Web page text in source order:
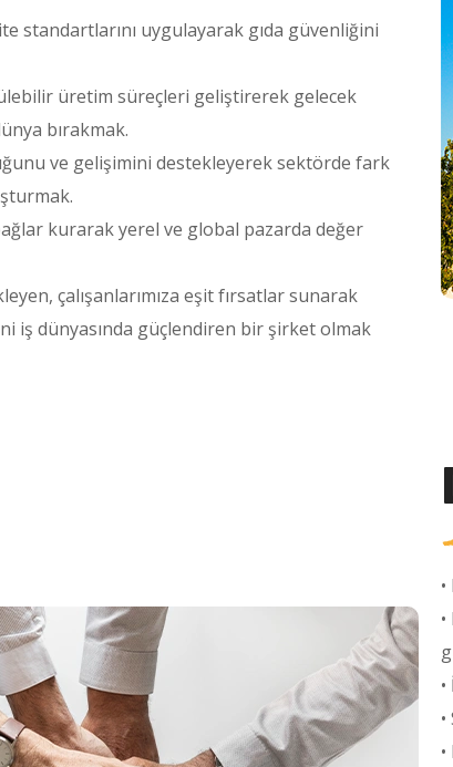
standartlarını uygulayarak gıda güvenliğini
üretim süreçleri geliştirerek gelecek
bırakmak.
ve gelişimini destekleyerek sektörde fark
kurarak yerel ve global pazarda değer
çalışanlarımıza eşit fırsatlar sunarak
iş dünyasında güçlendiren bir şirket olmak